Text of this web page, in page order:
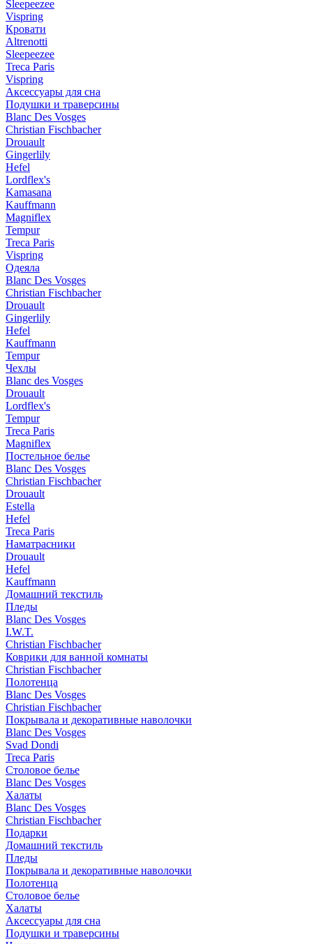
Sleepeezee
Vispring
Кровати
Altrenotti
Sleepeezee
Treca Paris
Vispring
Аксессуары для сна
Подушки и траверсины
Blanc Des Vosges
Christian Fischbacher
Drouault
Gingerlily
Hefel
Lordflex's
Kamasana
Kauffmann
Magniflex
Tempur
Treca Paris
Vispring
Одеяла
Blanc Des Vosges
Christian Fischbacher
Drouault
Gingerlily
Hefel
Kauffmann
Tempur
Чехлы
Blanc des Vosges
Drouault
Lordflex's
Tempur
Treca Paris
Magniflex
Постельное белье
Blanc Des Vosges
Christian Fischbacher
Drouault
Estella
Hefel
Treca Paris
Наматрасники
Drouault
Hefel
Kauffmann
Домашний текстиль
Пледы
Blanc Des Vosges
I.W.T.
Christian Fischbacher
Коврики для ванной комнаты
Christian Fischbacher
Полотенца
Blanc Des Vosges
Christian Fischbacher
Покрывала и декоративные наволочки
Blanc Des Vosges
Svad Dondi
Treca Paris
Столовое белье
Blanc Des Vosges
Халаты
Blanc Des Vosges
Christian Fischbacher
Подарки
Домашний текстиль
Пледы
Покрывала и декоративные наволочки
Полотенца
Столовое белье
Халаты
Аксессуары для сна
Подушки и траверсины